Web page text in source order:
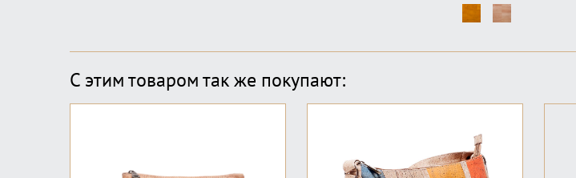
С этим товаром так же покупают: